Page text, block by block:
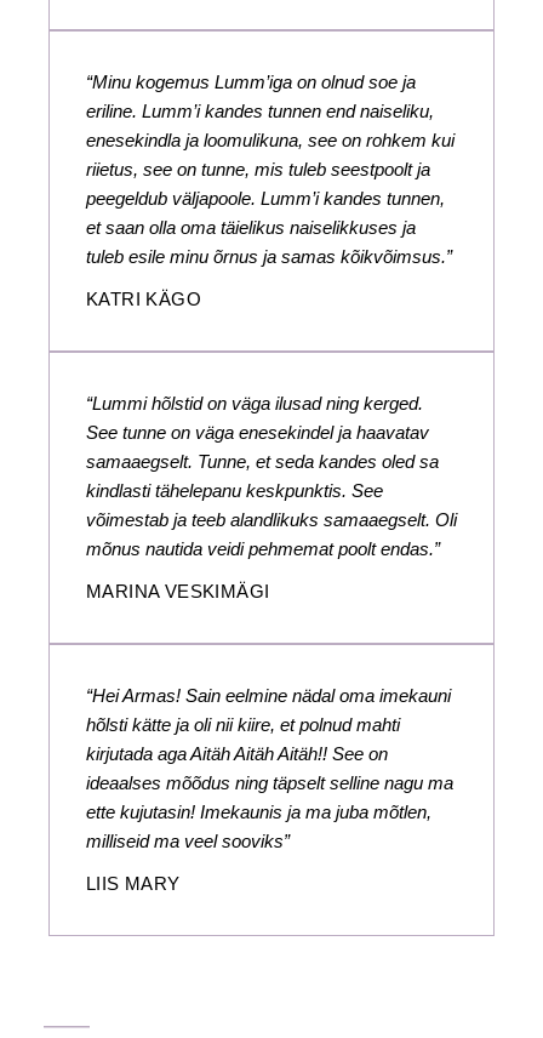
“Minu kogemus Lumm’iga on olnud soe ja
eriline. Lumm’i kandes tunnen end naiseliku,
enesekindla ja loomulikuna, see on rohkem kui
riietus, see on tunne, mis tuleb seestpoolt ja
peegeldub väljapoole. Lumm’i kandes tunnen,
et saan olla oma täielikus naiselikkuses ja
tuleb esile minu õrnus ja samas kõikvõimsus.”
KATRI KÄGO
“Lummi hõlstid on väga ilusad ning kerged.
See tunne on väga enesekindel ja haavatav
samaaegselt. Tunne, et seda kandes oled sa
kindlasti tähelepanu keskpunktis. See
võimestab ja teeb alandlikuks samaaegselt. Oli
mõnus nautida veidi pehmemat poolt endas.”
MARINA VESKIMÄGI
“Hei Armas! Sain eelmine nädal oma imekauni
hõlsti kätte ja oli nii kiire, et polnud mahti
kirjutada aga Aitäh Aitäh Aitäh!! See on
ideaalses mõõdus ning täpselt selline nagu ma
ette kujutasin! Imekaunis ja ma juba mõtlen,
milliseid ma veel sooviks”
LIIS MARY